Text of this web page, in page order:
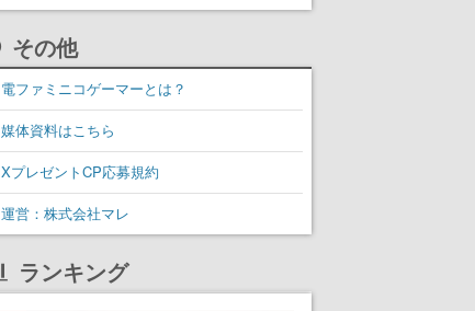
その他
電ファミニコゲーマーとは？
媒体資料はこちら
XプレゼントCP応募規約
運営：株式会社マレ
ランキング